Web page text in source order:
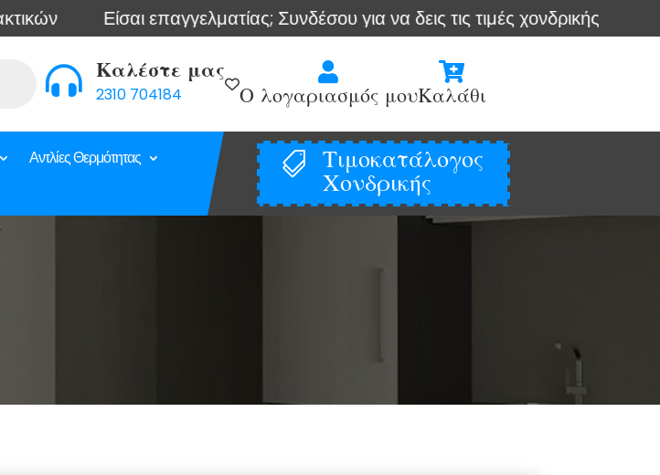
Είσαι επαγγελματίας; Συνδέσου για να δεις τις τιμές χονδρικής Άμεση

Καλέστε μας
2310 704184

Ο λογαριασμός μου

Καλάθι
Αντλίες Θερμότητας

Τιμοκατάλογος
Χονδρικής